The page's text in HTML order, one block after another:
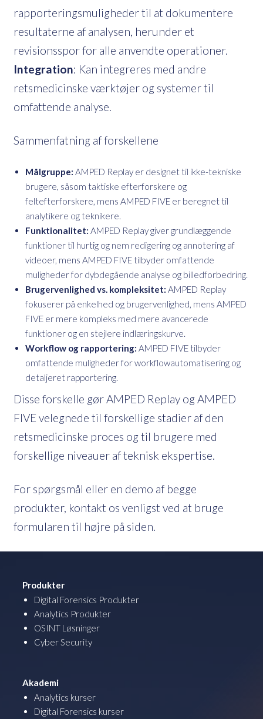
rapporteringsmuligheder til at dokumentere
resultaterne af analysen, herunder et
revisionsspor for alle anvendte operationer.
Integration: Kan integreres med andre
retsmedicinske værktøjer og systemer til
omfattende analyse.
Sammenfatning af forskellene
Målgruppe: AMPED Replay er designet til ikke-tekniske
brugere, såsom taktiske efterforskere og
feltefterforskere, mens AMPED FIVE er beregnet til
analytikere og teknikere.
Funktionalitet: AMPED Replay giver grundlæggende
funktioner til hurtig og nem redigering og annotering af
videoer, mens AMPED FIVE tilbyder omfattende
muligheder for dybdegående analyse og billedforbedring.
Brugervenlighed vs. kompleksitet: AMPED Replay
fokuserer på enkelhed og brugervenlighed, mens AMPED
FIVE er mere kompleks med mere avancerede
funktioner og en stejlere indlæringskurve.
Workflow og rapportering: AMPED FIVE tilbyder
omfattende muligheder for workflowautomatisering og
detaljeret rapportering.
Disse forskelle gør AMPED Replay og AMPED
FIVE velegnede til forskellige stadier af den
retsmedicinske proces og til brugere med
forskellige niveauer af teknisk ekspertise.
For spørgsmål eller en demo af begge
produkter, kontakt os venligst ved at bruge
formularen til højre på siden.
Produkter
Digital Forensics Produkter
Analytics Produkter
OSINT Løsninger
Cyber Security
Akademi
Analytics kurser
Digital Forensics kurser